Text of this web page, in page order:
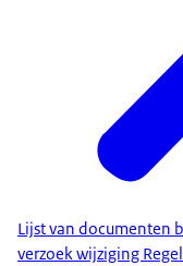
Lijst van documenten
verzoek wijziging